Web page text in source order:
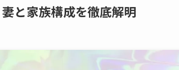
と家族構成を徹底解明